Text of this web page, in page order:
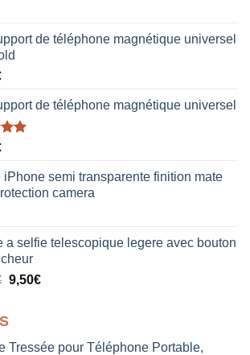
de téléphone magnétique universel
de téléphone magnétique universel
iPhone semi transparente finition mate
camera
a selfie telescopique legere avec bouton
9,50€
Tressée pour Téléphone Portable,